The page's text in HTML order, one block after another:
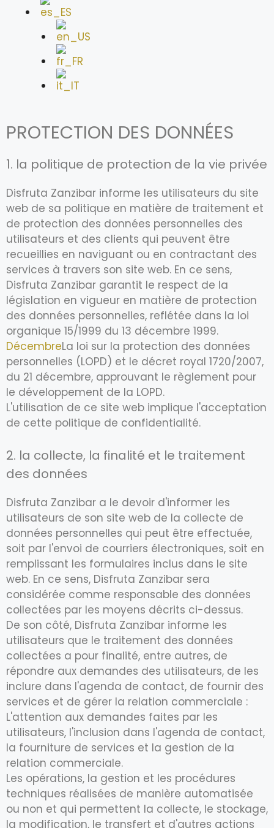
PROTECTION DES DONNÉES
1. la politique de protection de la vie privée
Disfruta Zanzibar informe les utilisateurs du site
web de sa politique en matière de traitement et
de protection des données personnelles des
utilisateurs et des clients qui peuvent être
recueillies en naviguant ou en contractant des
services à travers son site web. En ce sens,
Disfruta Zanzibar garantit le respect de la
législation en vigueur en matière de protection
des données personnelles, reflétée dans la loi
organique 15/1999 du 13 décembre 1999.
DécembreLa loi sur la protection des données
personnelles (LOPD) et le décret royal 1720/2007,
du 21 décembre, approuvant le règlement pour
le développement de la LOPD.
L'utilisation de ce site web implique l'acceptation
de cette politique de confidentialité.
2. la collecte, la finalité et le traitement
des données
Disfruta Zanzibar a le devoir d'informer les
utilisateurs de son site web de la collecte de
données personnelles qui peut être effectuée,
soit par l'envoi de courriers électroniques, soit en
remplissant les formulaires inclus dans le site
web. En ce sens, Disfruta Zanzibar sera
considérée comme responsable des données
collectées par les moyens décrits ci-dessus.
De son côté, Disfruta Zanzibar informe les
utilisateurs que le traitement des données
collectées a pour finalité, entre autres, de
répondre aux demandes des utilisateurs, de les
inclure dans l'agenda de contact, de fournir des
services et de gérer la relation commerciale :
L'attention aux demandes faites par les
utilisateurs, l'inclusion dans l'agenda de contact,
la fourniture de services et la gestion de la
relation commerciale.
Les opérations, la gestion et les procédures
techniques réalisées de manière automatisée
ou non et qui permettent la collecte, le stockage,
la modification, le transfert et d'autres actions